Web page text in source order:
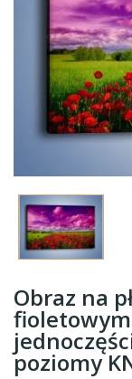
Obraz na
poziomy